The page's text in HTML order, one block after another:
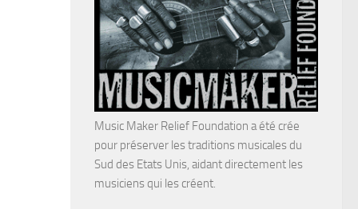
Music Maker Relief Foundation a été crée
pour préserver les traditions musicales du
Sud des Etats Unis, aidant directement les
musiciens qui les créent.